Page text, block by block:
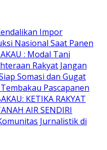
Impor
Nasional Saat Panen
​: Modal Tani
Rakyat Jangan
Somasi dan Gugat
Pascapanen
KETIKA RAKYAT
AIR SENDIRI
Jurnalistik di